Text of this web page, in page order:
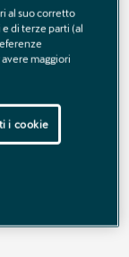
al suo corretto
di terze parti (al
maggiori
i cookie